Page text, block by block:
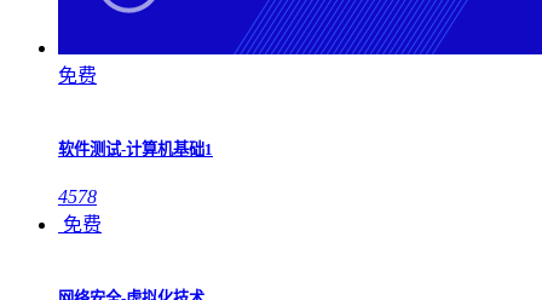
免费
软件测试-计算机基础1
4578
免费